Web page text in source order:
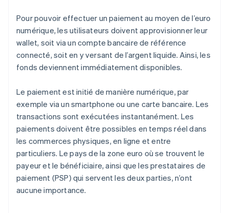
Pour pouvoir effectuer un paiement au moyen de l’euro
numérique, les utilisateurs doivent approvisionner leur
wallet, soit via un compte bancaire de référence
connecté, soit en y versant de l’argent liquide. Ainsi, les
fonds deviennent immédiatement disponibles.
Le paiement est initié de manière numérique, par
exemple via un smartphone ou une carte bancaire. Les
transactions sont exécutées instantanément. Les
paiements doivent être possibles en temps réel dans
les commerces physiques, en ligne et entre
particuliers. Le pays de la zone euro où se trouvent le
payeur et le bénéficiaire, ainsi que les prestataires de
paiement (PSP) qui servent les deux parties, n’ont
aucune importance.